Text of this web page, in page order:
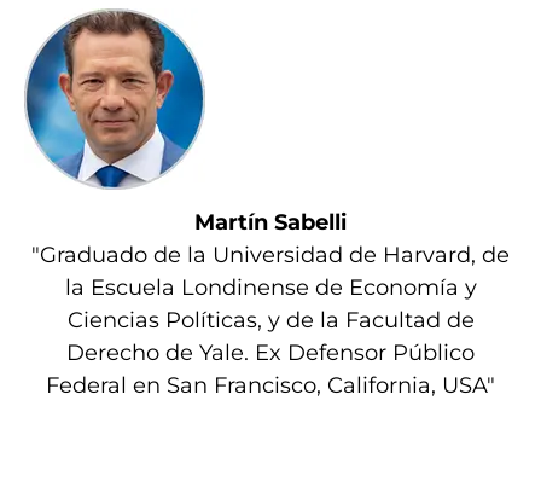
Martín Sabelli
"Graduado de la Universidad de Harvard, de
la Escuela Londinense de Economía y
Ciencias Políticas, y de la Facultad de
Derecho de Yale. Ex Defensor Público
Federal en San Francisco, California, USA"